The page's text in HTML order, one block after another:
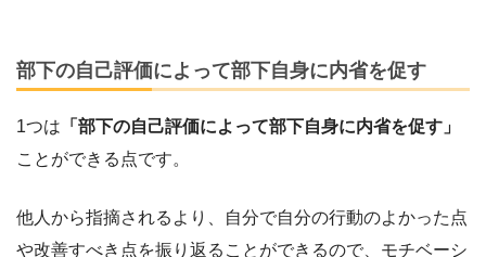
部下の自己評価によって部下自身に内省を促す
1つは 「部下の自己評価によって部下自身に内省を促す」
ことができる点です。
他人から指摘されるより、自分で自分の行動のよかった点
や改善すべき点を振り返ることができるので、モチベーシ